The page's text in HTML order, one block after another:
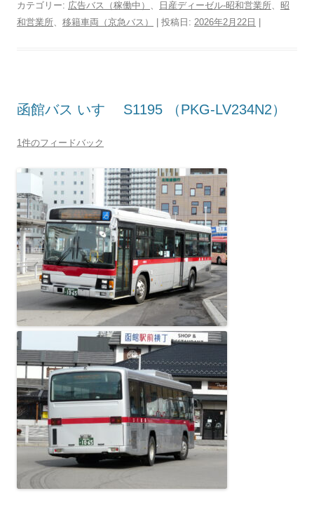
カテゴリー: 広告バス（稼働中） 日産ディーゼル-昭和営業所
昭
和営業所
移籍車両（京急バス） | 投稿日: 2026年2月22日
函館バス いすゞ S1195 （PKG-LV234N2）
1件のフィードバック